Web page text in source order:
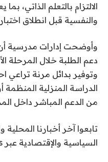
الالتزام بالتعلم الذاتي،
والنفسية قبل انطلاق
وأوضحت إدارات مدرسية
دعم الطلبة خلال المرحلة
وتوفير بدائل مرنة تراعي
الدراسة المنزلية المنظمة
من الدعم المباشر داخل
تابعوا آخر أخبارنا
السياسية والإقتصادية عبر Google news